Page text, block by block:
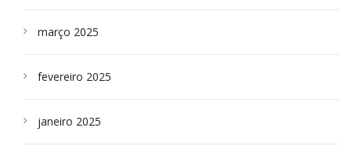
março 2025
fevereiro 2025
janeiro 2025